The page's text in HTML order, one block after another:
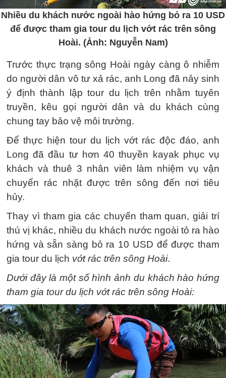
Nhiều du khách nước ngoài hào hứng bỏ ra 10 USD
để được tham gia tour du lịch vớt rác trên sông
Hoài. (Ảnh: Nguyễn Nam)
Trước thực trạng sông Hoài ngày càng ô nhiễm
do người dân vô tư xả rác, anh Long đã nảy sinh
ý định thành lập tour du lịch trên nhằm tuyên
truyền, kêu gọi người dân và du khách cùng
chung tay bảo vệ môi trường.
Để thực hiện tour du lịch vớt rác độc đáo, anh
Long đã đầu tư hơn 40 thuyền kayak phục vụ
khách và thuê 3 nhân viên làm nhiệm vụ vận
chuyển rác nhặt được trên sông đến nơi tiêu
hủy.
Thay vì tham gia các chuyến tham quan, giải trí
thú vị khác, nhiều du khách nước ngoài tỏ ra hào
hứng và sẵn sàng bỏ ra 10 USD để được tham
gia tour du lịch vớt rác trên sông Hoài.
Dưới đây là một số hình ảnh du khách hào hứng
tham gia tour du lịch vớt rác trên sông Hoài: